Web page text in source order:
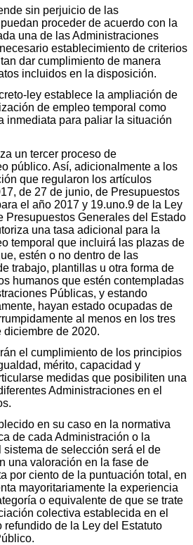
sin perjuicio de las
proceder de acuerdo con la
una de las Administraciones
establecimiento de criterios
dar cumplimiento de manera
incluidos en la disposición.
ley establece la ampliación de
de empleo temporal como
inmediata para paliar la situación
un tercer proceso de
público. Así, adicionalmente a los
que regularon los artículos
de 27 de junio, de Presupuestos
el año 2017 y 19.uno.9 de la Ley
Presupuestos Generales del Estado
una tasa adicional para la
temporal que incluirá las plazas de
estén o no dentro de las
trabajo, plantillas u otra forma de
humanos que estén contempladas
Públicas, y estando
hayan estado ocupadas de
al menos en los tres
diciembre de 2020.
el cumplimiento de los principios
mérito, capacidad y
medidas que posibiliten una
Administraciones en el
en su caso en la normativa
de cada Administración o la
sistema de selección será el de
una valoración en la fase de
por ciento de la puntuación total, en
mayoritariamente la experiencia
o equivalente de que se trate
colectiva establecida en el
refundido de la Ley del Estatuto